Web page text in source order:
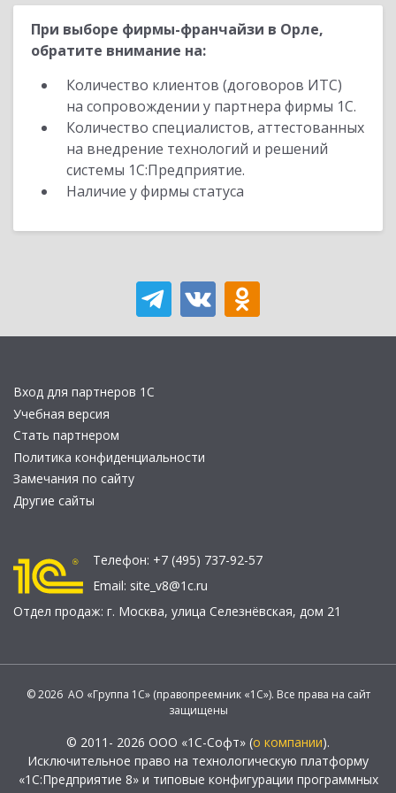
При выборе фирмы-франчайзи в Орле,
обратите внимание на:
Количество клиентов (договоров ИТС)
на сопровождении у партнера фирмы 1С.
Количество специалистов, аттестованных
на внедрение технологий и решений
системы 1С:Предприятие.
Наличие у фирмы статуса
Вход для партнеров 1С
Учебная версия
Стать партнером
Политика конфиденциальности
Замечания по сайту
Другие сайты
Телефон: +7 (495) 737-92-57
Email: site_v8@1c.ru
Отдел продаж: г. Москва, улица Селезнёвская, дом 21
© 2026 АО «Группа 1С» (правопреемник «1С»). Все права на сайт
защищены
© 2011- 2026 ООО «1С-Софт» (о компании).
Исключительное право на технологическую платформу
«1С:Предприятие 8» и типовые конфигурации программных